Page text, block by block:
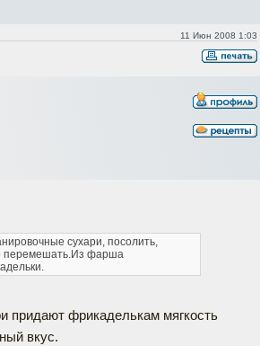
11 Июн 2008 1:03
сухари, посолить,
перемешать.Из фарша
придают фрикаделькам мягкость
вкус.